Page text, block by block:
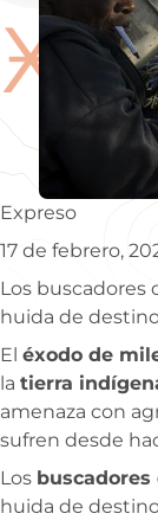
Ӿ
Expreso
17 de febrero,
Los buscadores
huida de
El éxodo de
la tierra
amenaza con
sufren desde
Los
huida de